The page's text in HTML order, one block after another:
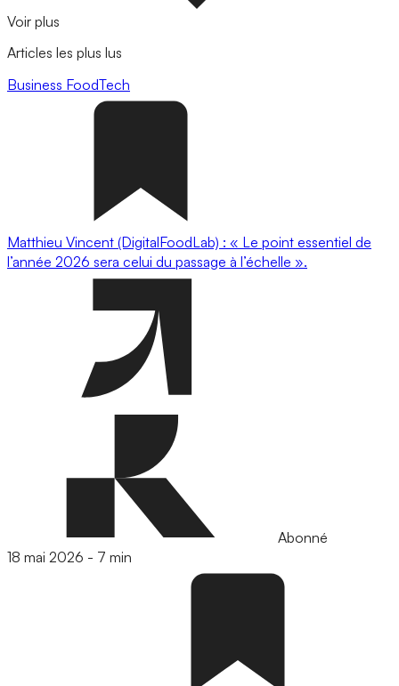
Voir plus
Articles les plus lus
Business FoodTech
Matthieu Vincent (DigitalFoodLab) : « Le point essentiel de
l’année 2026 sera celui du passage à l’échelle ».
Abonné
18 mai 2026 - 7 min